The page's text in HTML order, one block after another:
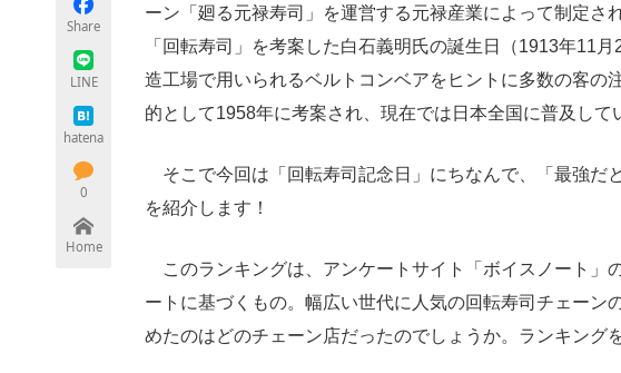
Share
LINE
hatena
0
Home
ーン「廻る元禄寿司」を運営する元禄産業によって制定さ
「回転寿司」を考案した白石義明氏の誕生日（1913年11
造工場で用いられるベルトコンベアをヒントに多数の客の
的として1958年に考案され、現在では日本全国に普及して
そこで今回は「回転寿司記念日」にちなんで、「最強だ
を紹介します！
このランキングは、アンケートサイト「ボイスノート」
ートに基づくもの。幅広い世代に人気の回転寿司チェーン
めたのはどのチェーン店だったのでしょうか。ランキング